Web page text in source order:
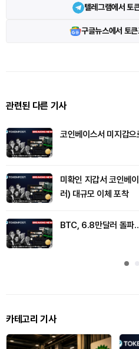
텔레그램에서 토
구글뉴스에서 토
관련된 다른 기사
코인베이스서 미지갑
미확인 지갑서 코인
러) 대규모 이체 포착
BTC, 6.8만달러 돌파
카테고리 기사